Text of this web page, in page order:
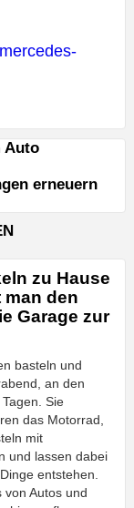
Auto
erneuern
zu Hause
den
Garage zur
basteln und
an den
Sie
das Motorrad,
mit
und lassen dabei
entstehen.
von Autos und